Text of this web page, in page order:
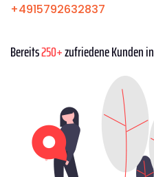
+4915792632837
Bereits250+zufriedene Kunden in